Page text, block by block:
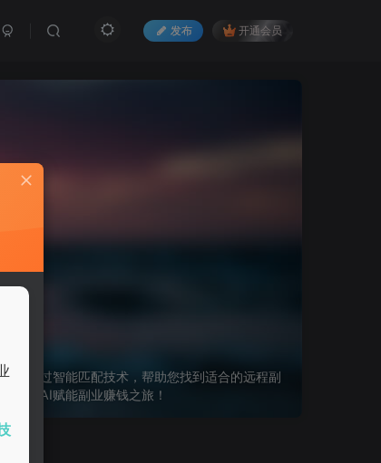
发布 开通会员
能通过智能匹配技术，帮助您找到适合的远程副
您的AI赋能副业赚钱之旅！